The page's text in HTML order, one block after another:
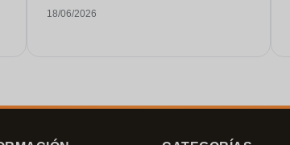
18/06/2026